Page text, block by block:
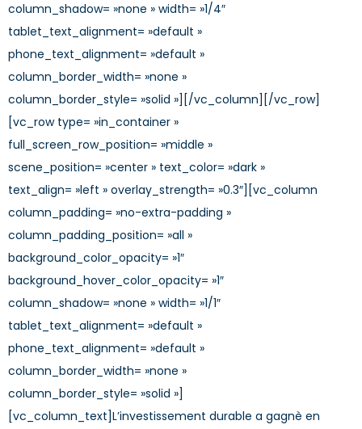
column_shadow= »none » width= »1/4″
tablet_text_alignment= »default »
phone_text_alignment= »default »
column_border_width= »none »
column_border_style= »solid »][/vc_column][/vc_row]
[vc_row type= »in_container »
full_screen_row_position= »middle »
scene_position= »center » text_color= »dark »
text_align= »left » overlay_strength= »0.3″][vc_column
column_padding= »no-extra-padding »
column_padding_position= »all »
background_color_opacity= »1″
background_hover_color_opacity= »1″
column_shadow= »none » width= »1/1″
tablet_text_alignment= »default »
phone_text_alignment= »default »
column_border_width= »none »
column_border_style= »solid »]
[vc_column_text]L’investissement durable a gagnè en